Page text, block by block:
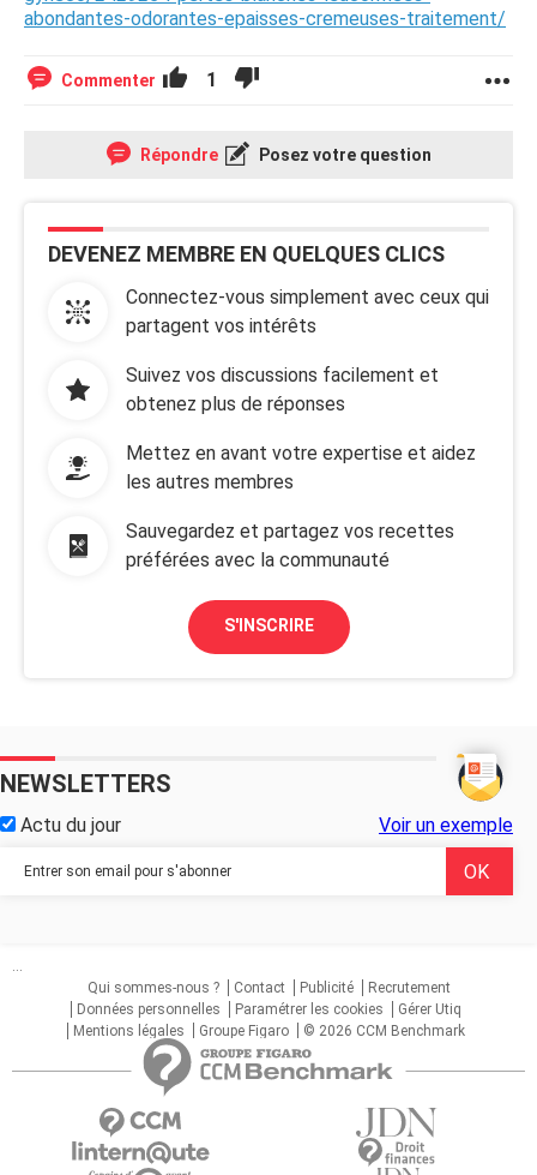
abondantes-odorantes-epaisses-cremeuses-traitement/
Commenter 1
Répondre Posez votre question
DEVENEZ MEMBRE EN QUELQUES CLICS
Connectez-vous simplement avec ceux qui
partagent vos intérêts
Suivez vos discussions facilement et
obtenez plus de réponses
Mettez en avant votre expertise et aidez
les autres membres
Sauvegardez et partagez vos recettes
préférées avec la communauté
S'INSCRIRE
NEWSLETTERS
Actu du jour Voir un exemple
...
Qui sommes-nous ?
Contact Publicité
Recrutement
Données personnelles
Paramétrer les cookies
Gérer Utiq
Mentions légales
Groupe Figaro © 2026 CCM Benchmark